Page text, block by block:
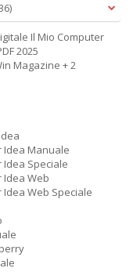
Il Mio Computer
2025
Magazine + 2
Idea Manuale
Idea Speciale
Idea Web
Idea Web Speciale